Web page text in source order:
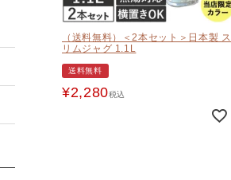
（送料無料）＜2本セット＞日本製 ス
リムジャグ 1.1L
送料無料
¥2,280税込